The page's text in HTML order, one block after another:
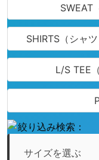
SWEAT
SHIRTS（シャツ
L/S TEE
絞り込み検索：
サイズを選ぶ